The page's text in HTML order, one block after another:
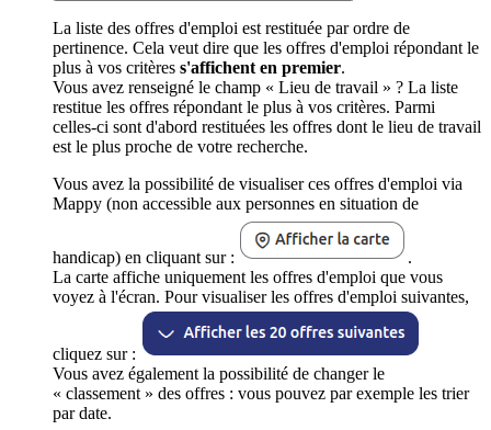
La liste des offres d'emploi est restituée par ordre de
pertinence. Cela veut dire que les offres d'emploi répondant le
plus à vos critères s'affichent en premier.
Vous avez renseigné le champ « Lieu de travail » ? La liste
restitue les offres répondant le plus à vos critères. Parmi
celles-ci sont d'abord restituées les offres dont le lieu de travail
est le plus proche de votre recherche.
Vous avez la possibilité de visualiser ces offres d'emploi via
Mappy (non accessible aux personnes en situation de
handicap) en cliquant sur :
.
La carte affiche uniquement les offres d'emploi que vous
voyez à l'écran. Pour visualiser les offres d'emploi suivantes,
cliquez sur :
Vous avez également la possibilité de changer le
« classement » des offres : vous pouvez par exemple les trier
par date.